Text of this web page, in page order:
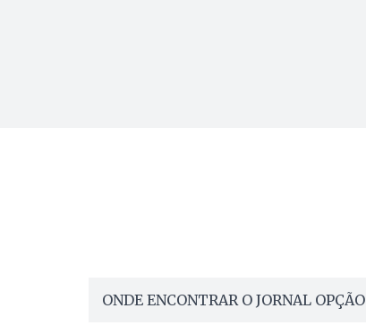
ONDE ENCONTRAR O JORNAL OPÇÃO